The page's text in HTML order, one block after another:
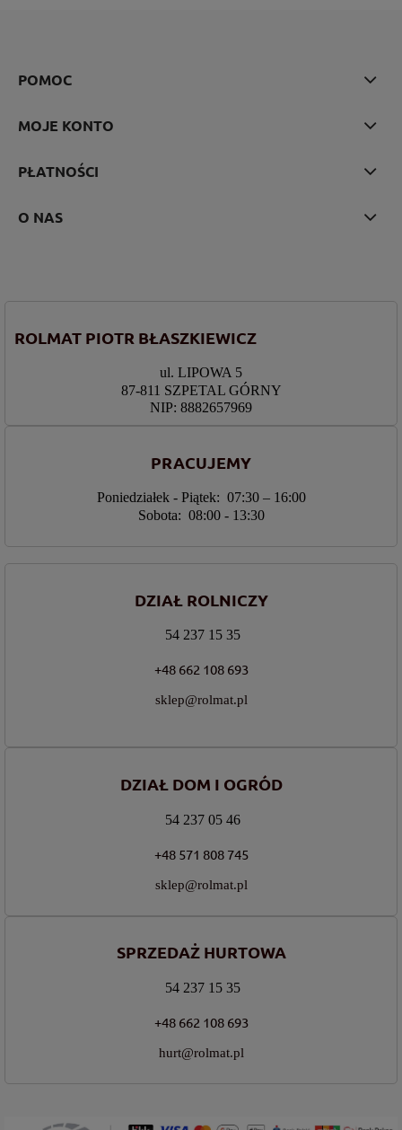
POMOC
MOJE KONTO
PŁATNOŚCI
O NAS
ROLMAT PIOTR BŁASZKIEWICZ
ul. LIPOWA 5
87-811 SZPETAL GÓRNY
NIP: 8882657969
PRACUJEMY
Poniedziałek - Piątek: 07:30 – 16:00
Sobota: 08:00 - 13:30
DZIAŁ ROLNICZY
54 237 15 35
+48 662 108 693
sklep@rolmat.pl
DZIAŁ DOM I OGRÓD
54 237 05 46
+48 571 808 745
sklep@rolmat.pl
SPRZEDAŻ HURTOWA
54 237 15 35
+48 662 108 693
hurt@rolmat.pl